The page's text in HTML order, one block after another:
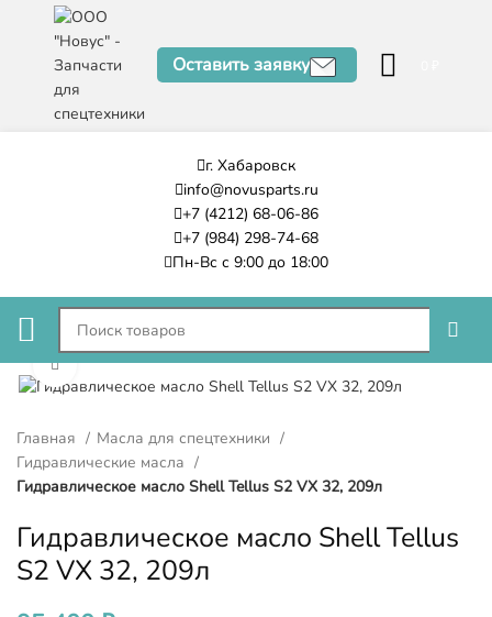
Оставить заявку
г. Хабаровск
info@novusparts.ru
+7 (4212) 68-06-86
+7 (984) 298-74-68
Пн-Вс с 9:00 до 18:00
Нажмите, чтобы увеличить
Главная
Масла для спецтехники
Гидравлические масла
Гидравлическое масло Shell Tellus S2 VX 32, 209л
Гидравлическое масло Shell Tellus
S2 VX 32, 209л